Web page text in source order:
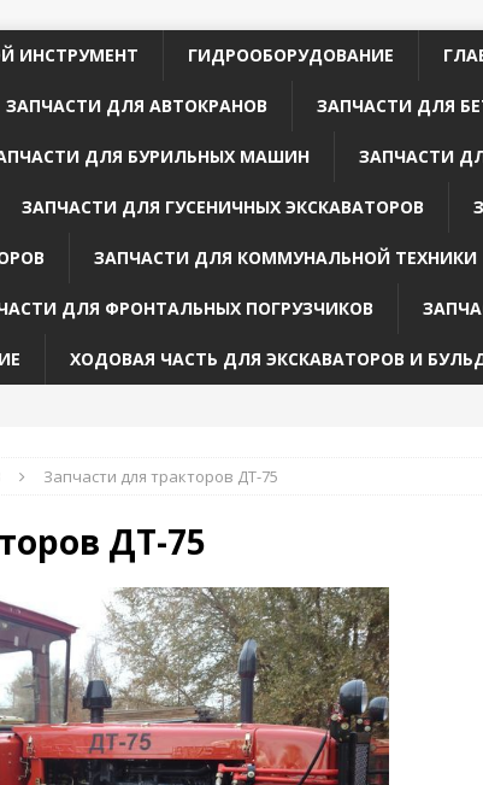
ИНСТРУМЕНТ ГИДРООБОРУДОВАНИЕ
ЗАПЧАСТИ ДЛЯ АВТОКРАНОВ ЗАПЧАСТИ ДЛЯ
ДЛЯ БУРИЛЬНЫХ МАШИН ЗАПЧАСТИ
ЗАПЧАСТИ ДЛЯ ГУСЕНИЧНЫХ ЭКСКАВАТОРОВ
ЗАПЧАСТИ ДЛЯ КОММУНАЛЬНОЙ ТЕХНИКИ
ДЛЯ ФРОНТАЛЬНЫХ ПОГРУЗЧИКОВ
ХОДОВАЯ ЧАСТЬ ДЛЯ ЭКСКАВАТОРОВ И
Запчасти для тракторов ДТ-75
ДТ-75